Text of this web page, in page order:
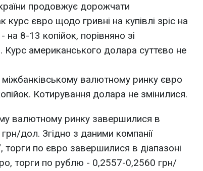
продовжує дорожчати
євро щодо гривні на купівлі зріс на
8-13 копійок, порівняно зі
Курс американського долара суттєво не
міжбанківському валютному ринку євро
Котирування долара не змінилися.
валютному ринку завершилися в
дол. Згідно з даними компанії
торги по євро завершилися в діапазоні
торги по рублю - 0,2557-0,2560 грн/